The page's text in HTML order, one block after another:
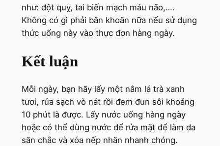
như: đột quỵ, tai biến mạch máu não,….
Không có gì phải băn khoăn nữa nếu sử dụng
thức uống này vào thực đơn hàng ngày.
Kết luận
Mỗi ngày, bạn hãy lấy một nắm lá trà xanh
tươi, rửa sạch vò nát rồi đem đun sôi khoảng
10 phút là được. Lấy nước uống hàng ngày
hoặc có thể dùng nước để rửa mặt để làm da
săn chắc và xóa nếp nhăn nhanh chóng.